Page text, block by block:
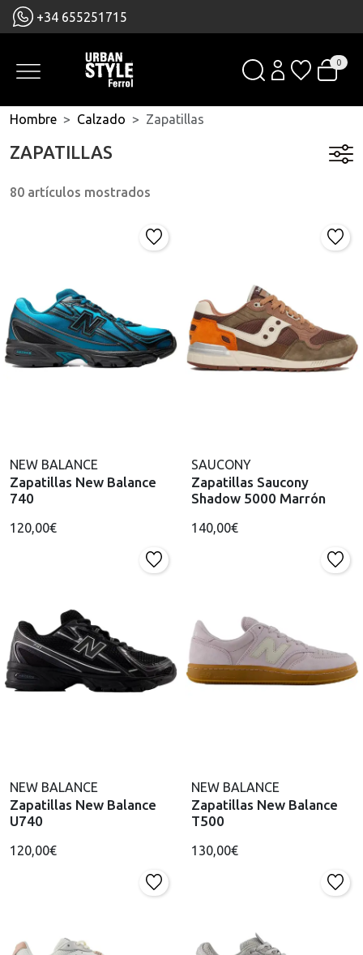
+34 655251715
0
Hombre Calzado Zapatillas
ZAPATILLAS
80 artículos mostrados
NEW BALANCE
Zapatillas New Balance
740
120,00€
SAUCONY
Zapatillas Saucony
Shadow 5000 Marrón
140,00€
NEW BALANCE
Zapatillas New Balance
U740
120,00€
NEW BALANCE
Zapatillas New Balance
T500
130,00€